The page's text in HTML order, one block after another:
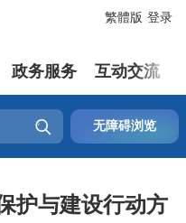
登录
繁體版
政务服务 互动交流
 无障碍浏览
护与建设行动方